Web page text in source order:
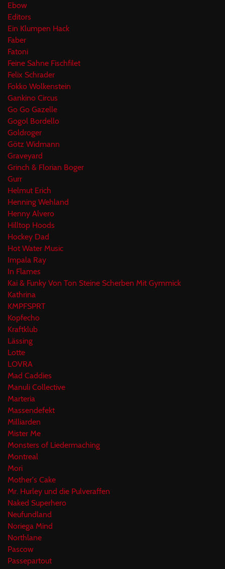
Ebow
Editors
Ein Klumpen Hack
Faber
Fatoni
Feine Sahne Fischfilet
Felix Schrader
Fokko Wolkenstein
Gankino Circus
Go Go Gazelle
Gogol Bordello
Goldroger
Götz Widmann
Graveyard
Grinch & Florian Boger
Gurr
Helmut Erich
Henning Wehland
Henny Alvero
Hilltop Hoods
Hockey Dad
Hot Water Music
Impala Ray
In Flames
Kai & Funky Von Ton Steine Scherben Mit Gymmick
Kathrina
KMPFSPRT
Kopfecho
Kraftklub
Lässing
Lotte
LOVRA
Mad Caddies
Manuli Collective
Marteria
Massendefekt
Milliarden
Mister Me
Monsters of Liedermaching
Montreal
Mori
Mother's Cake
Mr. Hurley und die Pulveraffen
Naked Superhero
Neufundland
Noriega Mind
Northlane
Pascow
Passepartout